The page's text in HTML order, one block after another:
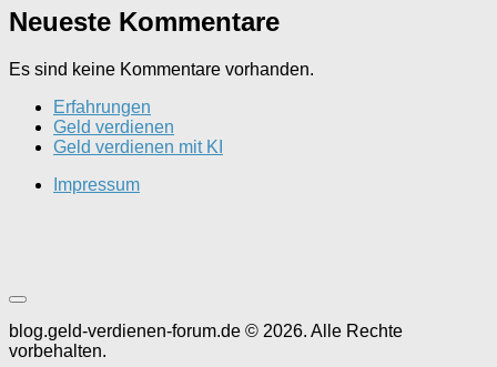
Neueste Kommentare
Es sind keine Kommentare vorhanden.
Erfahrungen
Geld verdienen
Geld verdienen mit KI
Impressum
blog.geld-verdienen-forum.de © 2026. Alle Rechte
vorbehalten.